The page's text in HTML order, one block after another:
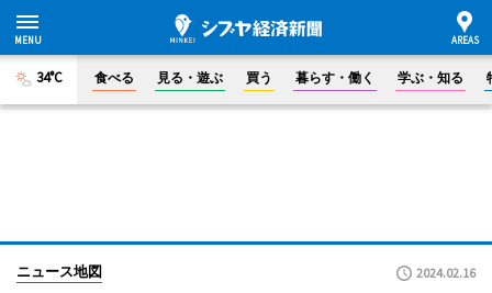
34°C 食べる 見る・遊ぶ 買う 暮らす・働く 学ぶ・知る
ニュース地図 2024.02.16